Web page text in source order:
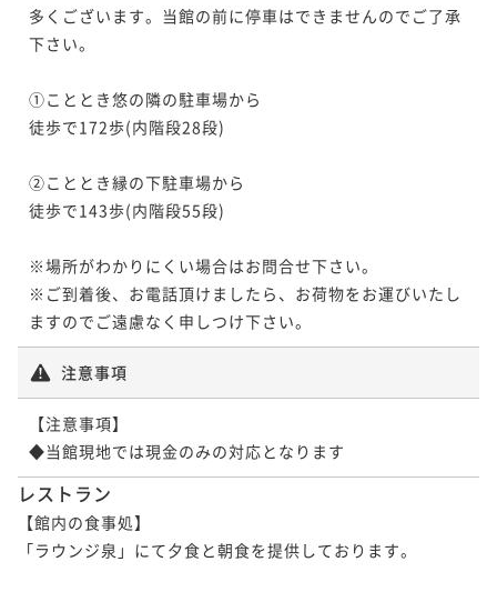
多くございます。当館の前に停車はできませんのでご了承
下さい。
①こととき悠の隣の駐車場から
徒歩で172歩(内階段28段)
②こととき縁の下駐車場から
徒歩で143歩(内階段55段)
※場所がわかりにくい場合はお問合せ下さい。
※ご到着後、お電話頂けましたら、お荷物をお運びいたし
ますのでご遠慮なく申しつけ下さい。
注意事項
【注意事項】
◆当館現地では現金のみの対応となります
レストラン
【館内の食事処】
「ラウンジ泉」にて夕食と朝食を提供しております。